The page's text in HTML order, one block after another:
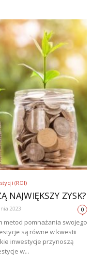
(ROI)
NAJWIĘKSZY ZYSK?
2023 0
metod pomnażania swojego
są równe w kwestii
inwestycje przynoszą
w...